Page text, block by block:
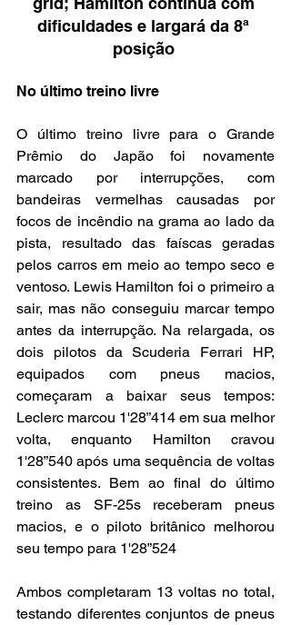
dificuldades e largará da 8ª
posição
No último treino livre
O último treino livre para o Grande
Prêmio do Japão foi novamente
marcado por interrupções, com
bandeiras vermelhas causadas por
focos de incêndio na grama ao lado da
pista, resultado das faíscas geradas
pelos carros em meio ao tempo seco e
ventoso. Lewis Hamilton foi o primeiro a
sair, mas não conseguiu marcar tempo
antes da interrupção. Na relargada, os
dois pilotos da Scuderia Ferrari HP,
equipados com pneus macios,
começaram a baixar seus tempos:
Leclerc marcou 1'28”414 em sua melhor
volta, enquanto Hamilton cravou
1'28”540 após uma sequência de voltas
consistentes. Bem ao final do último
treino as SF-25s receberam pneus
macios, e o piloto britânico melhorou
seu tempo para 1'28”524
Ambos completaram 13 voltas no total,
testando diferentes conjuntos de pneus